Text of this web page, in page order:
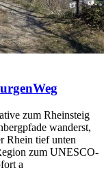
zum Rheinsteig
wanderst,
Rhein tief unten
zum UNESCO-
a